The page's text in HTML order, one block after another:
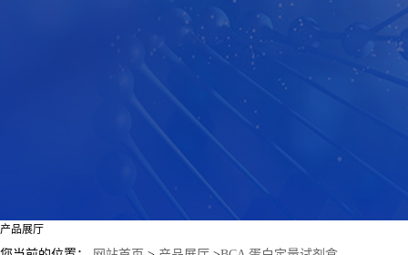
产品展厅